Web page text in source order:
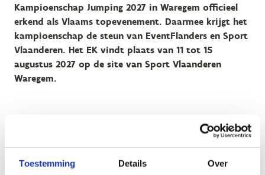
Toestemming Details Over
Kampioenschap Jumping 2027 in Waregem officieel
erkend als Vlaams topevenement. Daarmee krijgt het
kampioenschap de steun van EventFlanders en Sport
Vlaanderen. Het EK vindt plaats van 11 tot 15
augustus 2027 op de site van Sport Vlaanderen
Waregem.
Vlaams minister van Sport Annick De Ridder: "Vlaanderen
behoort al jaren tot de absolute wereldtop in de